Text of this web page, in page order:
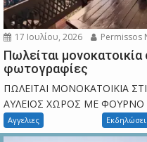
17 Ιουλίου, 2026 Permissos
Πωλείται
φωτογραφίες
ΠΩΛΕΙΤΑΙ ΜΟΝΟΚΑΤΟΙΚΙΑ
ΑΥΛΕΙΟΣ ΧΩΡΟΣ ΜΕ ΦΟΥΡΝΟ
Αγγελιες